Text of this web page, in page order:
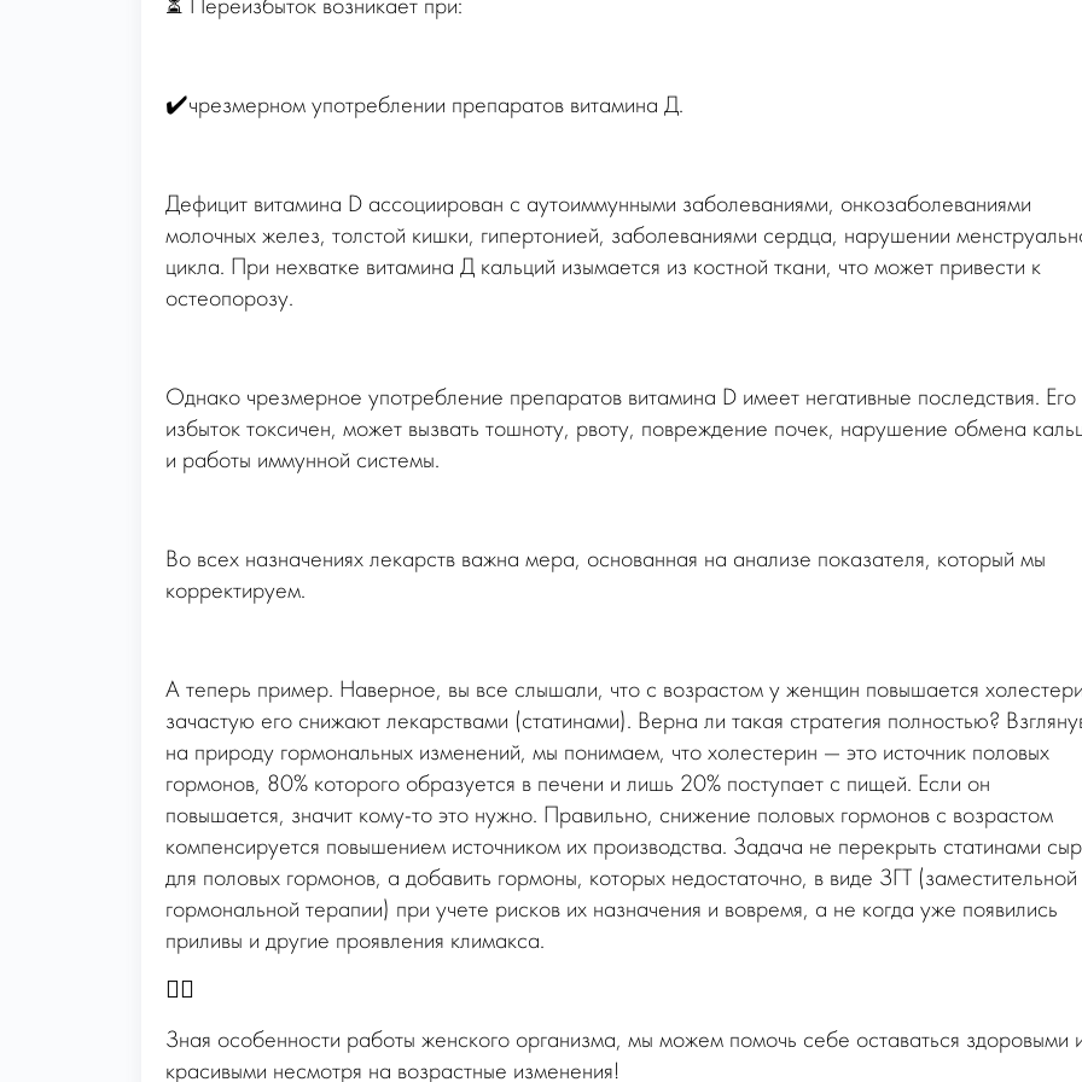
⏳ Переизбыток возникает при:
✔️чрезмерном употреблении препаратов витамина Д.
Дефицит витамина D ассоциирован с аутоиммунными заболеваниями, онкозаболеваниями
молочных желез, толстой кишки, гипертонией, заболеваниями сердца, нарушении
цикла. При нехватке витамина Д кальций изымается из костной ткани, что может привести к
остеопорозу.
Однако чрезмерное употребление препаратов витамина D имеет негативные последствия. Его
избыток токсичен, может вызвать тошноту, рвоту, повреждение почек, нарушение обмена
и работы иммунной системы.
Во всех назначениях лекарств важна мера, основанная на анализе показателя, который мы
корректируем.
А теперь пример. Наверное, вы все слышали, что с возрастом у женщин повышается
зачастую его снижают лекарствами (статинами). Верна ли такая стратегия полностью?
на природу гормональных изменений, мы понимаем, что холестерин — это источник половых
гормонов, 80% которого образуется в печени и лишь 20% поступает с пищей. Если он
повышается, значит кому-то это нужно. Правильно, снижение половых гормонов с возрастом
компенсируется повышением источником их производства. Задача не перекрыть статинами
для половых гормонов, а добавить гормоны, которых недостаточно, в виде ЗГТ (заместительной
гормональной терапии) при учете рисков их назначения и вовремя, а не когда уже появились
приливы и другие проявления климакса.
☝🏻
Зная особенности работы женского организма, мы можем помочь себе оставаться здоровыми
красивыми несмотря на возрастные изменения!